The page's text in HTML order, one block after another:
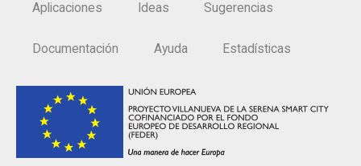
Aplicaciones Ideas Sugerencias
Documentación Ayuda Estadísticas